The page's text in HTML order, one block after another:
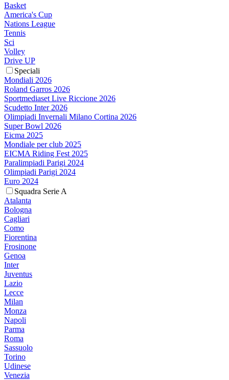
Basket
America's Cup
Nations League
Tennis
Sci
Volley
Drive UP
Speciali
Mondiali 2026
Roland Garros 2026
Sportmediaset Live Riccione 2026
Scudetto Inter 2026
Olimpiadi Invernali Milano Cortina 2026
Super Bowl 2026
Eicma 2025
Mondiale per club 2025
EICMA Riding Fest 2025
Paralimpiadi Parigi 2024
Olimpiadi Parigi 2024
Euro 2024
Squadra Serie A
Atalanta
Bologna
Cagliari
Como
Fiorentina
Frosinone
Genoa
Inter
Juventus
Lazio
Lecce
Milan
Monza
Napoli
Parma
Roma
Sassuolo
Torino
Udinese
Venezia